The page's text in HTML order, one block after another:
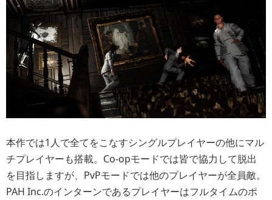
本作では1人で全てをこなすシングルプレイヤーの他にマル
チプレイヤーも搭載。Co-opモードでは皆で協力して脱出
を目指しますが、PvPモードでは他のプレイヤーが全員敵。
PAH Inc.のインターンであるプレイヤーはフルタイムのポ